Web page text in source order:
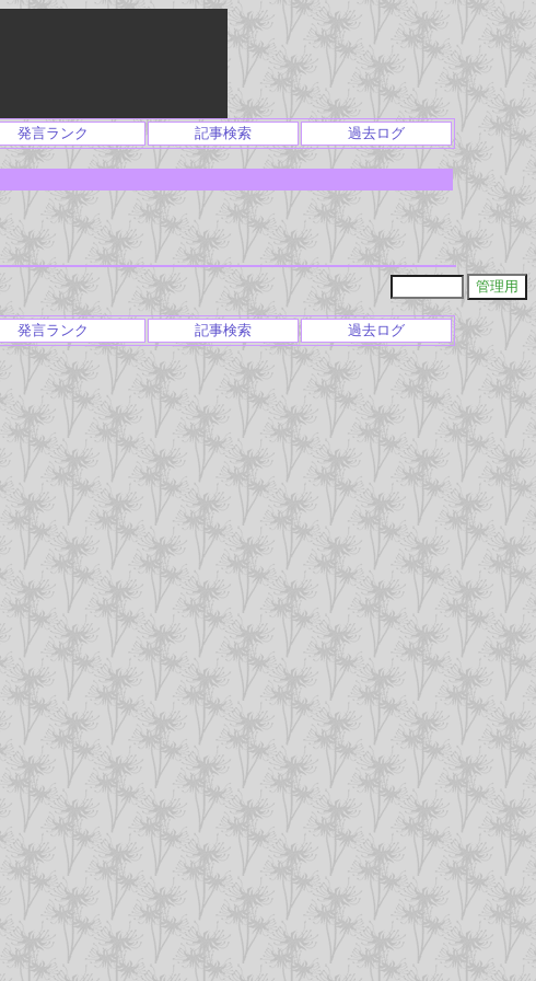
発言ランク 記事検索 過去ログ
発言ランク 記事検索 過去ログ